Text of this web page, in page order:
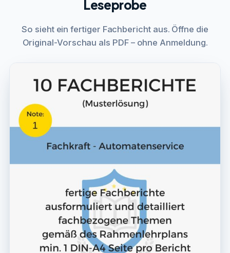
Leseprobe
So sieht ein fertiger Fachbericht aus. Öffne die
Original-Vorschau als PDF – ohne Anmeldung.